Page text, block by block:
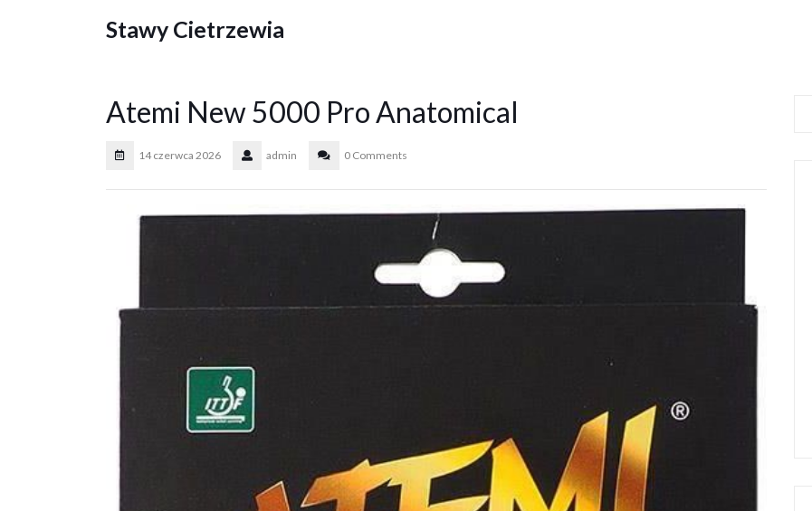
Stawy Cietrzewia
Atemi New 5000 Pro Anatomical
14 czerwca 2026 admin 0 Comments